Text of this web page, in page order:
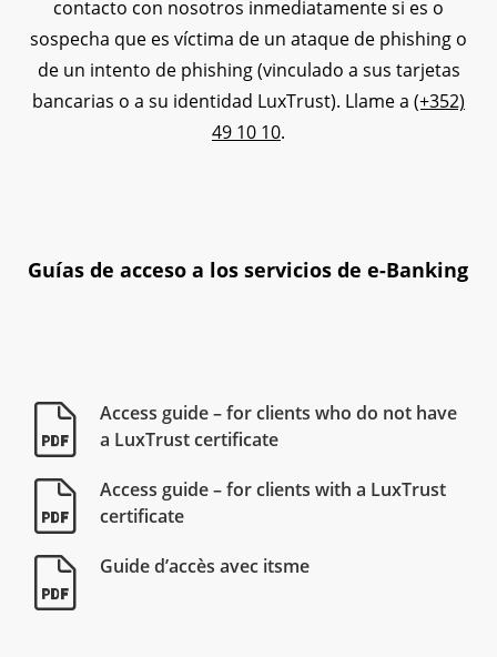
contacto con nosotros inmediatamente si es o
sospecha que es víctima de un ataque de phishing o
de un intento de phishing (vinculado a sus tarjetas
bancarias o a su identidad LuxTrust). Llame a (+352)
49 10 10.
Guías de acceso a los servicios de e-Banking
Access guide – for clients who do not have
a LuxTrust certificate
Access guide – for clients with a LuxTrust
certificate
Guide d’accès avec itsme